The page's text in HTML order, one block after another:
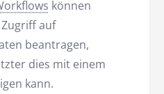
können
auf
beantragen,
dies mit einem
kann.